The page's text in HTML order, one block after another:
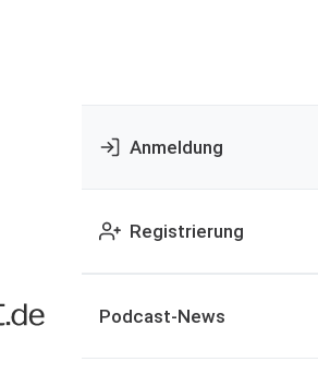
Anmeldung
Registrierung
Podcast-News